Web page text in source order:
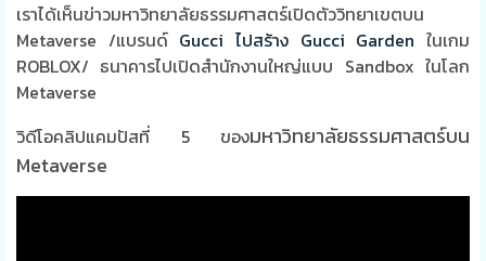
เราได้เห็นข่าวมหาวิทยาลัยธรรมศาสตร์เปิดตัววิทยาเขตบน
Metaverse /แบรนด์ Gucci ไปสร้าง Gucci Garden ในเกม
ROBLOX/ ธนาคารไปเปิดสำนักงานใหญ่แบบ Sandbox ในโลก
Metaverse
วิดีโอคลิปแคมปัสที่ 5 ของมหาวิทยาลัยธรรมศาสตร์บน
Metaverse